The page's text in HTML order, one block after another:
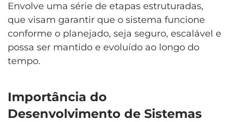
Envolve uma série de etapas estruturadas,
que visam garantir que o sistema funcione
conforme o planejado, seja seguro, escalável e
possa ser mantido e evoluído ao longo do
tempo.
Importância do
Desenvolvimento de Sistemas